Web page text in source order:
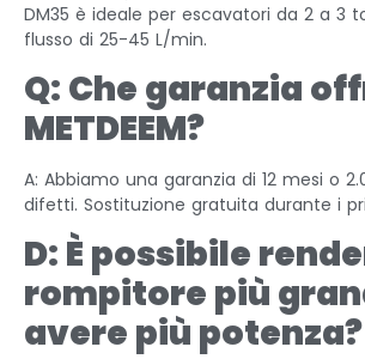
DM35 è ideale per escavatori da 2 a 3
flusso di 25-45 L/min.
Q: Che garanzia
METDEEM?
A: Abbiamo una garanzia di 12 mesi o
difetti. Sostituzione gratuita durante i
D: È possibile
rompitore più
avere più potenza?